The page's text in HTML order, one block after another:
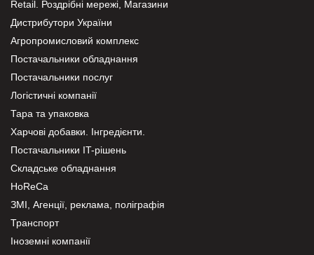
Retail. Роздрібні мережі, Магазини
Дистрибутори України
Агропромисловий комплекс
Постачальники обладнання
Постачальники послуг
Логістичні компанії
Тара та упаковка
Харчові добавки. Інгредієнти.
Постачальники IT-рішень
Складське обладнання
HoReCa
ЗМІ, Агенції, реклама, поліграфія
Транспорт
Іноземні компанії